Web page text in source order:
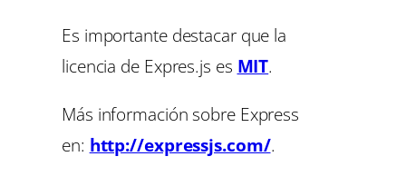
Es importante destacar que la
licencia de Expres.js es MIT.
Más información sobre Express
en: http://expressjs.com/.